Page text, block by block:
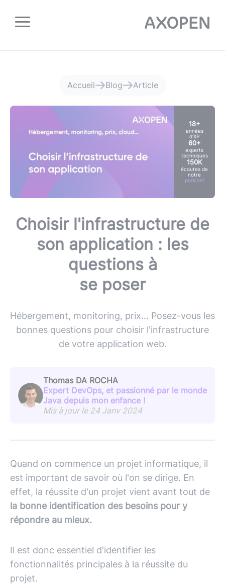
Accueil Blog Article
18+
années
d'XP
60+
experts
techniques
150K
écoutes de
notre
podcast
Choisir l'infrastructure de
son application : les
questions à
se poser
Hébergement, monitoring, prix... Posez-vous les
bonnes questions pour choisir l'infrastructure
de votre application web.
Thomas DA ROCHA
Expert DevOps, et passionné par le monde
Java depuis mon enfance !
Mis à jour le 24 Janv 2024
Quand on commence un projet informatique, il
est important de savoir où l'on se dirige. En
effet, la réussite d'un projet vient avant tout de
la bonne identification des besoins pour y
répondre au mieux.
Il est donc essentiel d'identifier les
fonctionnalités principales à la réussite du
projet.